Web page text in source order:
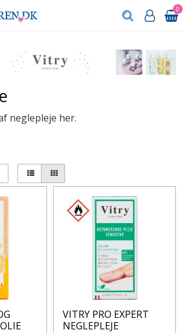
0
neglepleje her.
VITRY PRO EXPERT
NEGLEPLEJE